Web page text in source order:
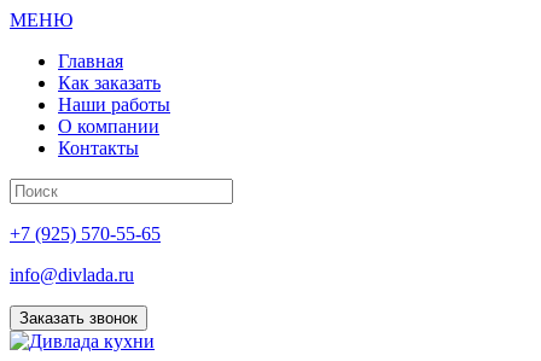
МЕНЮ
Главная
Как заказать
Наши работы
О компании
Контакты
+7 (925) 570-55-65
info@divlada.ru
Заказать звонок